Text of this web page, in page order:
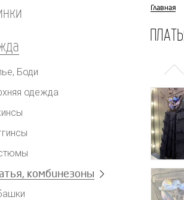
Боди
одежда
комбинезоны
Главная